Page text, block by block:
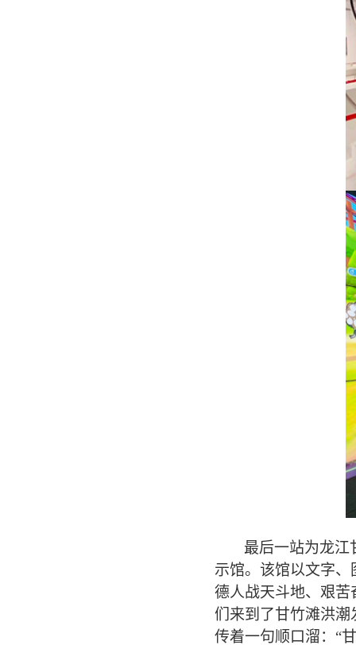
最后一站为龙江
示馆。该馆以文字
德人战天斗地、艰
们来到了甘竹滩洪潮
传着一句顺口溜：“